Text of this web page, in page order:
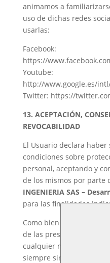
animamos a
uso de dichas redes
usarlas:
Facebook:
https://
Youtube:
http://www.google.es/
Twitter: https://
13. ACEPTACIÓN,
REVOCABILIDAD
El Usuario declara
condiciones sobre
personal, aceptando y
de los mismos por parte
INGENIERIA SAS –
para las finalidades
Como bien sabes y le
de las presentes políticas
cualquier momento
siempre sin carácter